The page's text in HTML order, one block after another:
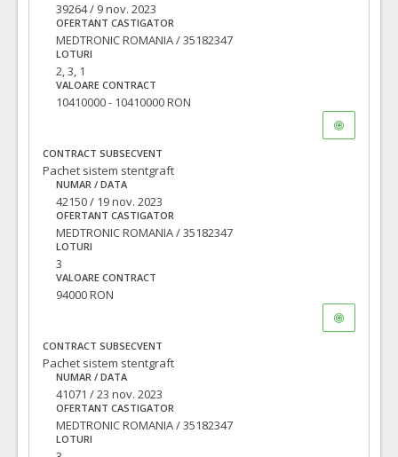
39264 / 9 nov. 2023
OFERTANT CASTIGATOR
MEDTRONIC ROMANIA / 35182347
LOTURI
2, 3, 1
VALOARE CONTRACT
10410000 - 10410000 RON
CONTRACT SUBSECVENT
Pachet sistem stentgraft
NUMAR / DATA
42150 / 19 nov. 2023
OFERTANT CASTIGATOR
MEDTRONIC ROMANIA / 35182347
LOTURI
3
VALOARE CONTRACT
94000 RON
CONTRACT SUBSECVENT
Pachet sistem stentgraft
NUMAR / DATA
41071 / 23 nov. 2023
OFERTANT CASTIGATOR
MEDTRONIC ROMANIA / 35182347
LOTURI